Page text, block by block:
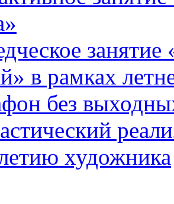
в рамках
без
художника